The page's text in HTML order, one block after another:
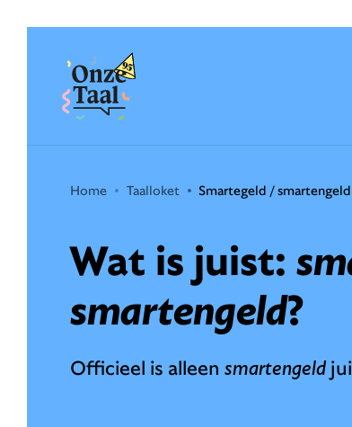
Onze Taal
Home Taalloket Smartegeld / smartengeld
Wat is juist:
smartengeld?
Officieel is alleen smartengeld